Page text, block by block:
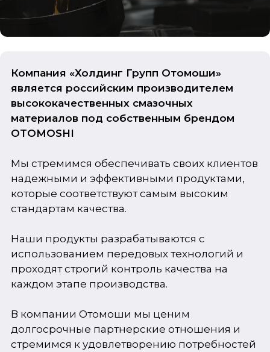
Компания «Холдинг Групп Отомоши»
является российским производителем
высококачественных смазочных
материалов под собственным брендом
OTOMOSHI
Мы стремимся обеспечивать своих клиентов
надежными и эффективными продуктами,
которые соответствуют самым высоким
стандартам качества.
Наши продукты разрабатываются с
использованием передовых технологий и
проходят строгий контроль качества на
каждом этапе производства.
В компании Отомоши мы ценим
долгосрочные партнерские отношения и
стремимся к удовлетворению потребностей